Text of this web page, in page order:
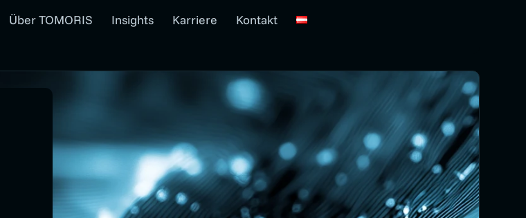
Über TOMORIS Insights Karriere Kontakt